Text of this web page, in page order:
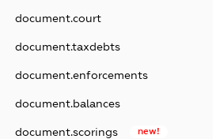
document.court
document.taxdebts
document.enforcements
document.balances
document.scorings new!